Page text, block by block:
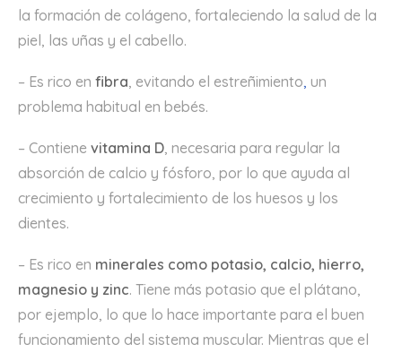
la formación de colágeno, fortaleciendo la salud de la
piel, las uñas y el cabello.
– Es rico en fibra, evitando el estreñimiento, un
problema habitual en bebés.
– Contiene vitamina D, necesaria para regular la
absorción de calcio y fósforo, por lo que ayuda al
crecimiento y fortalecimiento de los huesos y los
dientes.
– Es rico en minerales como potasio, calcio, hierro,
magnesio y zinc. Tiene más potasio que el plátano,
por ejemplo, lo que lo hace importante para el buen
funcionamiento del sistema muscular. Mientras que el